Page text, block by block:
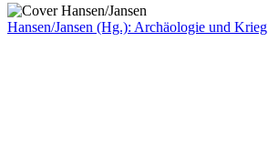
Hansen/Jansen (Hg.): Archäologie und Krieg